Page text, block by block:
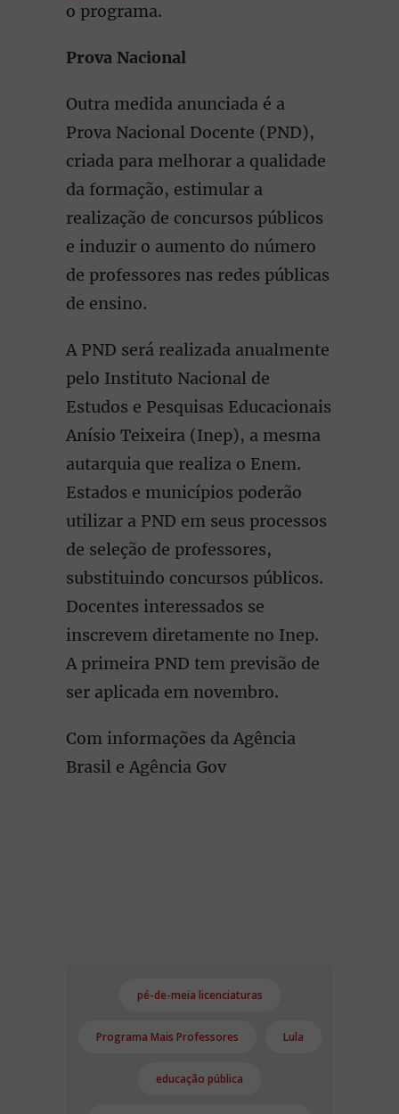
o programa.
Prova Nacional
Outra medida anunciada é a
Prova Nacional Docente (PND),
criada para melhorar a qualidade
da formação, estimular a
realização de concursos públicos
e induzir o aumento do número
de professores nas redes públicas
de ensino.
A PND será realizada anualmente
pelo Instituto Nacional de
Estudos e Pesquisas Educacionais
Anísio Teixeira (Inep), a mesma
autarquia que realiza o Enem.
Estados e municípios poderão
utilizar a PND em seus processos
de seleção de professores,
substituindo concursos públicos.
Docentes interessados se
inscrevem diretamente no Inep.
A primeira PND tem previsão de
ser aplicada em novembro.
Com informações da Agência
Brasil e Agência Gov
pé-de-meia licenciaturas
Programa Mais Professores Lula
educação pública